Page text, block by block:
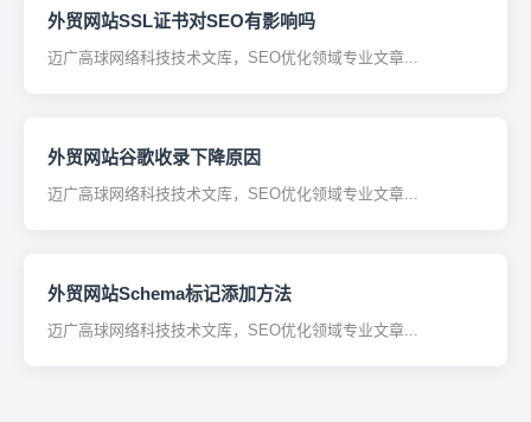
外贸网站SSL证书对SEO有影响吗
迈广高球网络科技技术文库，SEO优化领域专业文章...
外贸网站谷歌收录下降原因
迈广高球网络科技技术文库，SEO优化领域专业文章...
外贸网站Schema标记添加方法
迈广高球网络科技技术文库，SEO优化领域专业文章...